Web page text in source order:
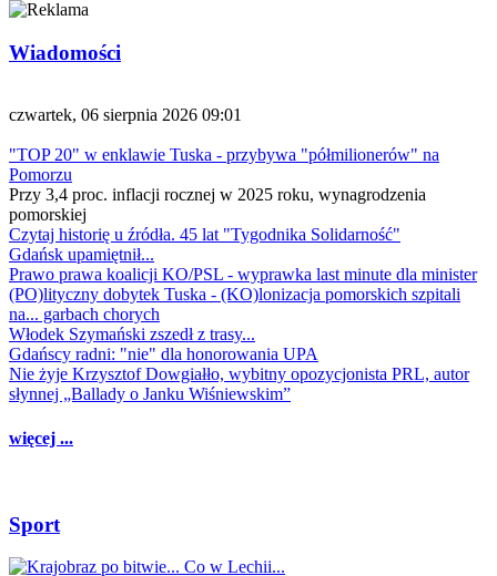
Wiadomości
czwartek, 06 sierpnia 2026 09:01
"TOP 20" w enklawie Tuska - przybywa "półmilionerów" na
Pomorzu
Przy 3,4 proc. inflacji rocznej w 2025 roku, wynagrodzenia
pomorskiej
Czytaj historię u źródła. 45 lat "Tygodnika Solidarność"
Gdańsk upamiętnił...
Prawo prawa koalicji KO/PSL - wyprawka last minute dla minister
(PO)lityczny dobytek Tuska - (KO)lonizacja pomorskich szpitali
na... garbach chorych
Włodek Szymański zszedł z trasy...
Gdańscy radni: "nie" dla honorowania UPA
Nie żyje Krzysztof Dowgiałło, wybitny opozycjonista PRL, autor
słynnej „Ballady o Janku Wiśniewskim”
więcej ...
Sport